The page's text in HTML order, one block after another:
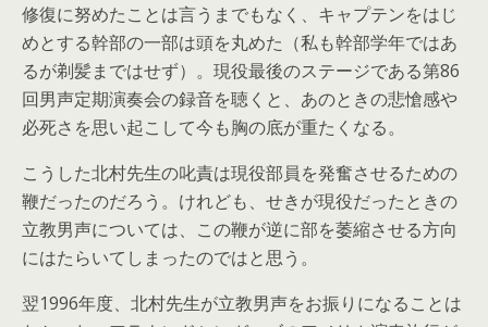
修復に努めたことは言うまでもなく、キャプテンをはじ
めとする幹部の一部は頭を丸めた（私も幹部学年ではあ
るが剃髪まではせず）。現役最後のステージである第86
回男声定期演奏会の録音を聴くと、あのときの悲愴感や
必死さを思い起こして今も胸の底が重たくなる。
こうした北村先生の叱責は現役部員を発奮させるための
鞭だったのだろう。けれども、せきが現役だったときの
立教男声については、この鞭が逆に部を萎縮させる方向
にはたらいてしまったのではと思う。
翌1996年度、北村先生が立教男声をお振りになることは